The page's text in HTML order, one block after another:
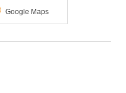
Google Maps